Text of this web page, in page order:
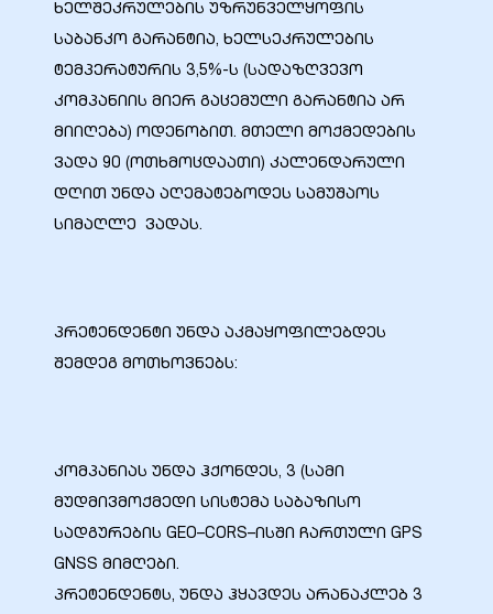
ხელშეკრულების უზრუნველყოფის
საბანკო გარანტია, ხელსეკრულების
ტემპერატურის 3,5%-ს (სადაზღვევო
კომპანიის მიერ გაცემული გარანტია არ
მიიღება) ოდენობით. მთელი მოქმედების
ვადა 90 (ოთხმოცდაათი) კალენდარული
დღით უნდა აღემატებოდეს სამუშაოს
სიმაღლე ვადას.
პრეტენდენტი უნდა აკმაყოფილებდეს
შემდეგ მოთხოვნებს:
კომპანიას უნდა ჰქონდეს, 3 (სამი
მუდმივმოქმედი სისტემა საბაზისო
სადგურების GEO–CORS–ისში ჩართული GPS
GNSS მიმღები.
პრეტენდენტს, უნდა ჰყავდეს არანაკლებ 3